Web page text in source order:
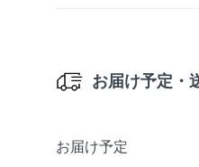
お届け予定・
お届け予定